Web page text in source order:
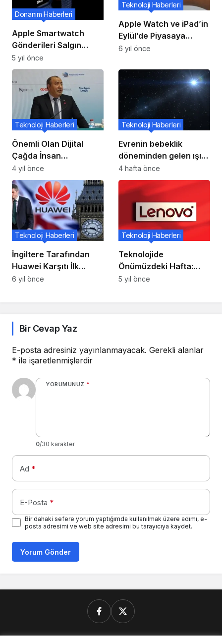
Apple Smartwatch
Gönderileri Salgın
Nedeniyle 2020’de
Durdu, Ancak Birkaç
Parlak Nokta Var!
Donanım Haberleri
5 yıl önce
Apple Watch ve iPad’in
Eylül’de Piyasaya
Sürüldüğü, iPhone 12
Bildirildi
Teknoloji Haberleri
6 yıl önce
Önemli Olan Dijital
Çağda İnsan
Kalabilmek
Teknoloji Haberleri
4 yıl önce
Evrenin bebeklik
döneminden gelen ışık:
En yaşlı kuasarlar
keşfedildi
Teknoloji Haberleri
4 hafta önce
İngiltere Tarafından
Huawei Karşıtı İlk
Somut Adım Atıldı!
Teknoloji Haberleri
6 yıl önce
Teknolojide
Önümüzdeki Hafta:
Lenovo’nun Yeni
Teknoloji Haberleri
5 yıl önce
Bir Cevap Yaz
E-posta adresiniz yayınlanmayacak. Gerekli alanlar
* ile işaretlenmişlerdir
YORUMUNUZ *
0/30 karakter
Ad *
E-Posta *
Bir dahaki sefere yorum yaptığımda kullanılmak üzere adımı, e-
posta adresimi ve web site adresimi bu tarayıcıya kaydet.
Yorum Gönder